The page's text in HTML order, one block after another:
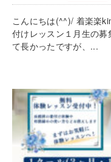
こんにちは(^^)/ 着楽楽
付けレッスン１月生の募
て長かったですが、...